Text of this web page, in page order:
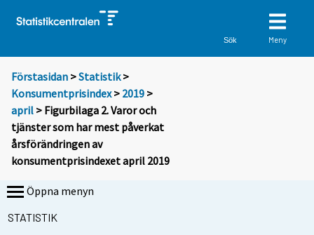
Sök Meny
Förstasidan >Statistik >
Konsumentprisindex> 2019 >
april > Figurbilaga 2. Varor och
tjänster som har mest påverkat
årsförändringen av
konsumentprisindexet april 2019
Öppna menyn
STATISTIK